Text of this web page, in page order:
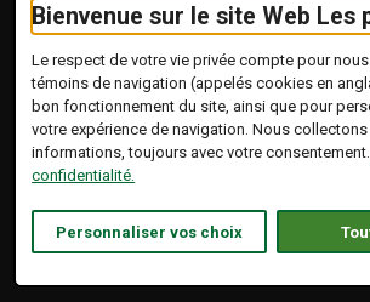
Bienvenue sur le site Web Les
Le respect de votre vie privée compte pour
témoins de navigation (appelés cookies en
bon fonctionnement du site, ainsi que pour
votre expérience de navigation. Nous
informations, toujours avec votre consentement.
confidentialité.
Personnaliser vos choix
Vidéo
Blogue
Copyright © 2026 Tous droits
Les Pages Vertes | Répertoire
écoresponsables.
Conception :Ekloweb
Politique de